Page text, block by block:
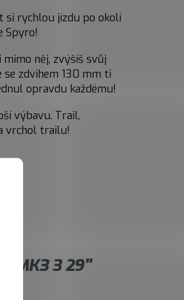
si rychlou jízdu po okolí
Spyro!
něj, zvýšíš svůj
zdvihem 130 mm ti
opravdu každému!
výbavu. Trail,
vrchol trailu!
MK3 3 29"